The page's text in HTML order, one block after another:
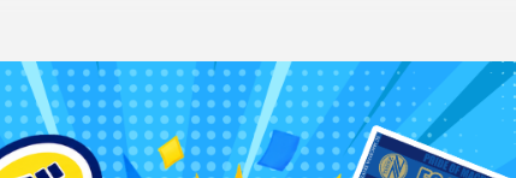
クラブを知るトップ
ＦＣ町田ゼルビアについて
選手・スタッフ紹介